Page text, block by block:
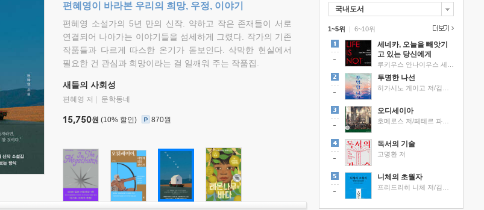
편혜영이 바라본 우리의 희망, 우정, 이야기
편혜영 소설가의 5년 만의 신작. 약하고 작은 존재들이 서로
연결되어 나아가는 이야기들을 섬세하게 그렸다. 작가의 기존
작품들과 다르게 따스한 온기가 돋보인다. 삭막한 현실에서
필요한 건 관심과 희망이라는 걸 일깨워 주는 작품집.
새들의 사회성
편혜영 저 문학동네
15,750원 (10% 할인) 870원
국내도서
1~5위 |
세네카, 오늘을 빼앗기
고 있는 당신에게
투명한 나선
오디세이아
독서의 기술
고명환 저
니체의 초월자
6~10위